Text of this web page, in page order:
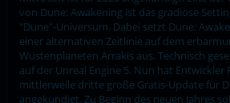
von Dune: Awakening ist das gradiose
"Dune"-Universum. Dabei setzt Dune:
einer alternativen Zeitlinie auf dem
Wüstenplaneten Arrakis aus. Technisch
auf der Unreal Engine 5. Nun hat Entwickler
mittlerweile dritte große Gratis-Update für
angekündigt. Zu Beginn des neuen Jahres